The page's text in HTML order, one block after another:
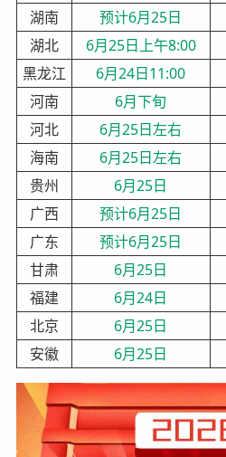
湖南
预计6月25日
湖北
6月25日上午8:00
黑龙江
6月24日11:00
河南
6月下旬
河北
6月25日左右
海南
6月25日左右
贵州
6月25日
广西
预计6月25日
广东
预计6月25日
甘肃
6月25日
福建
6月24日
北京
6月25日
安徽
6月25日